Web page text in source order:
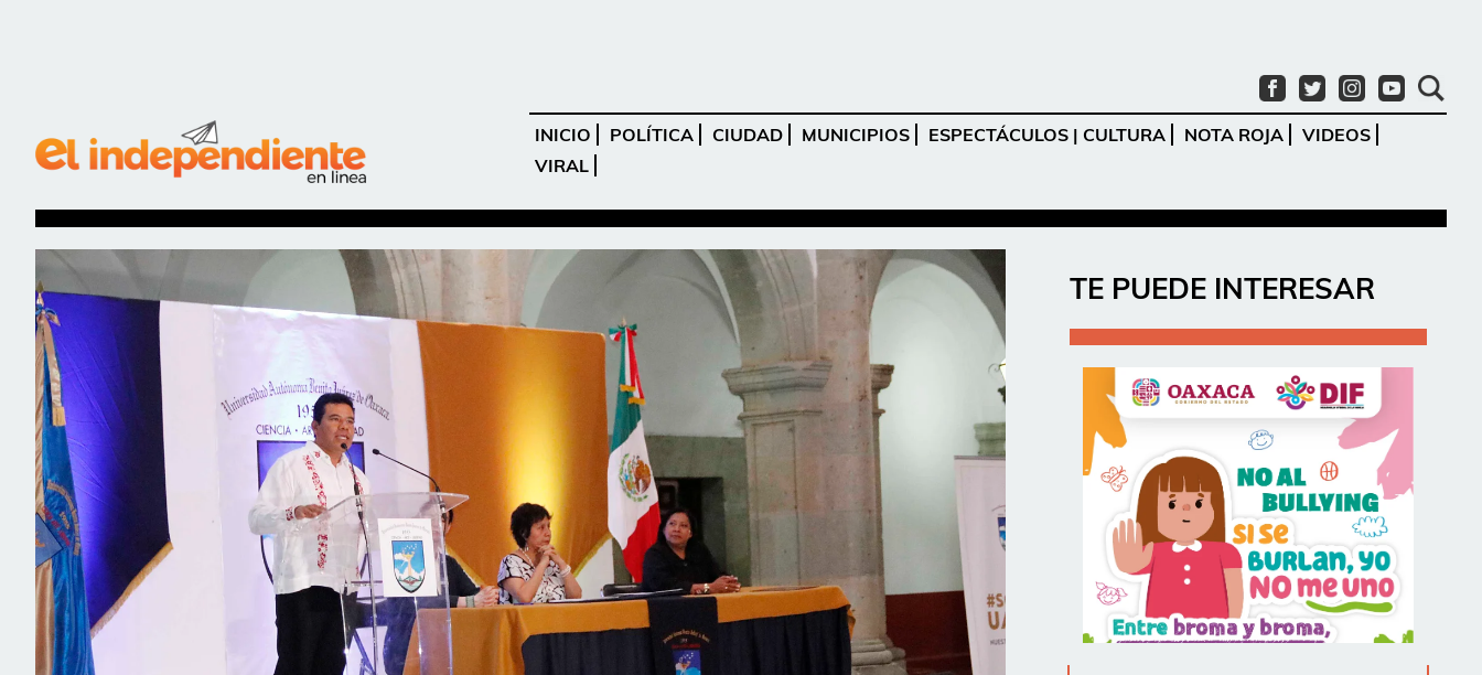
INICIO POLÍTICA CIUDAD MUNICIPIOS ESPECTÁCULOS | CULTURA NOTA ROJA
VIDEOS
VIRAL
TE PUEDE INTERESAR